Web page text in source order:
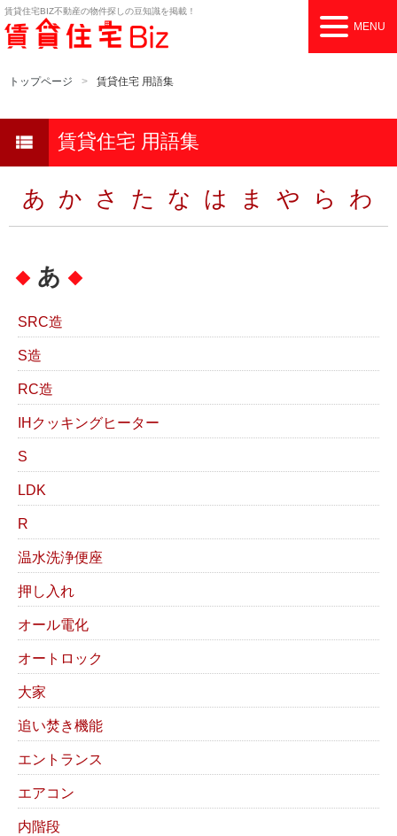
賃貸住宅BIZ不動産の物件探しの豆知識を掲載！
MENU
トップページ 賃貸住宅 用語集
view_list 賃貸住宅 用語集
あ か さ た な は ま や ら わ
あ
SRC造
S造
RC造
IHクッキングヒーター
S
LDK
R
温水洗浄便座
押し入れ
オール電化
オートロック
大家
追い焚き機能
エントランス
エアコン
内階段